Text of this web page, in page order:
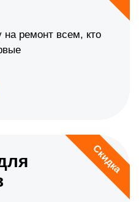
на ремонт всем, кто
Скидка